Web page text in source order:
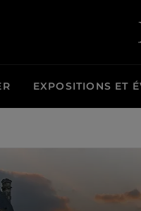
EXPOSITIONS ET